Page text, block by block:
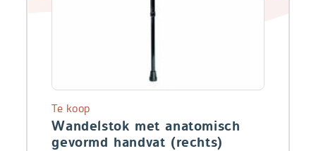
Wandelstok met anatomisch
gevormd handvat (rechts)
Te koop